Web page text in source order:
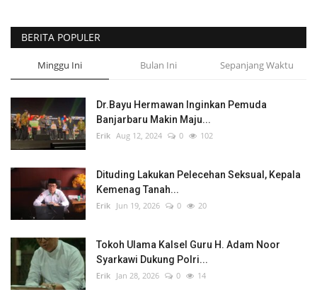
BERITA POPULER
Minggu Ini Bulan Ini Sepanjang Waktu
Dr.Bayu Hermawan Inginkan Pemuda
Banjarbaru Makin Maju...
Erik Aug 12, 2024 0 102
Dituding Lakukan Pelecehan Seksual, Kepala
Kemenag Tanah...
Erik Jun 19, 2026 0 20
Tokoh Ulama Kalsel Guru H. Adam Noor
Syarkawi Dukung Polri...
Erik Jan 28, 2026 0 14